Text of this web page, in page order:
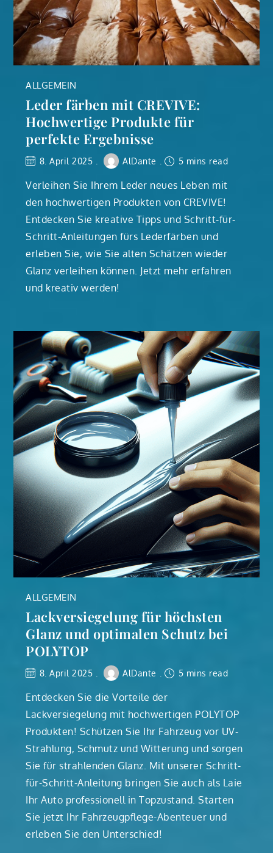
ALLGEMEIN
Leder färben mit CREVIVE:
Hochwertige Produkte für
perfekte Ergebnisse
8. April 2025 AlDante 5 mins read
Verleihen Sie Ihrem Leder neues Leben mit
den hochwertigen Produkten von CREVIVE!
Entdecken Sie kreative Tipps und Schritt-für-
Schritt-Anleitungen fürs Lederfärben und
erleben Sie, wie Sie alten Schätzen wieder
Glanz verleihen können. Jetzt mehr erfahren
und kreativ werden!
ALLGEMEIN
Lackversiegelung für höchsten
Glanz und optimalen Schutz bei
POLYTOP
8. April 2025 AlDante 5 mins read
Entdecken Sie die Vorteile der
Lackversiegelung mit hochwertigen POLYTOP
Produkten! Schützen Sie Ihr Fahrzeug vor UV-
Strahlung, Schmutz und Witterung und sorgen
Sie für strahlenden Glanz. Mit unserer Schritt-
für-Schritt-Anleitung bringen Sie auch als Laie
Ihr Auto professionell in Topzustand. Starten
Sie jetzt Ihr Fahrzeugpflege-Abenteuer und
erleben Sie den Unterschied!